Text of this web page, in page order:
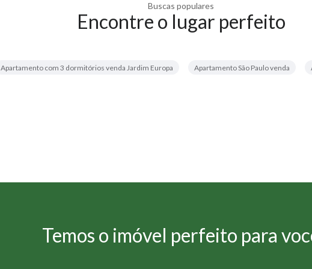
Buscas populares
Encontre o lugar perfeito
Apartamento com 3 dormitórios venda Jardim Europa Apartamento São Paulo venda
Temos o imóvel perfeito para